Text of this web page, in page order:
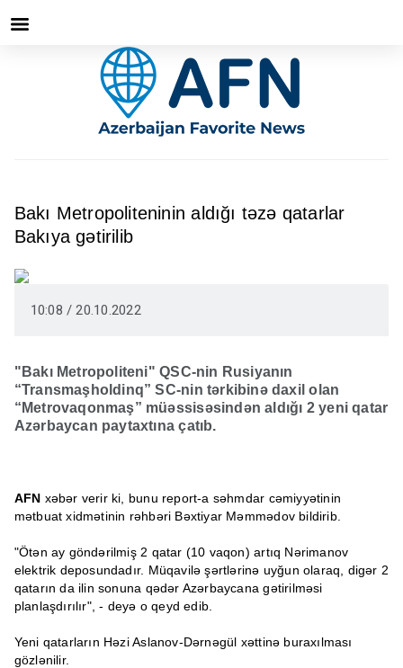
Bakı Metropoliteninin aldığı təzə qatarlar
Bakıya gətirilib
10:08 / 20.10.2022
"Bakı Metropoliteni" QSC-nin Rusiyanın
“Transmaşholdinq” SC-nin tərkibinə daxil olan
“Metrovaqonmaş” müəssisəsindən aldığı 2 yeni qatar
Azərbaycan paytaxtına çatıb.
AFN xəbər verir ki, bunu report-a səhmdar cəmiyyətinin
mətbuat xidmətinin rəhbəri Bəxtiyar Məmmədov bildirib.
"Ötən ay göndərilmiş 2 qatar (10 vaqon) artıq Nərimanov
elektrik deposundadır. Müqavilə şərtlərinə uyğun olaraq, digər 2
qatarın da ilin sonuna qədər Azərbaycana gətirilməsi
planlaşdırılır", - deyə o qeyd edib.
Yeni qatarların Həzi Aslanov-Dərnəgül xəttinə buraxılması
gözlənilir.